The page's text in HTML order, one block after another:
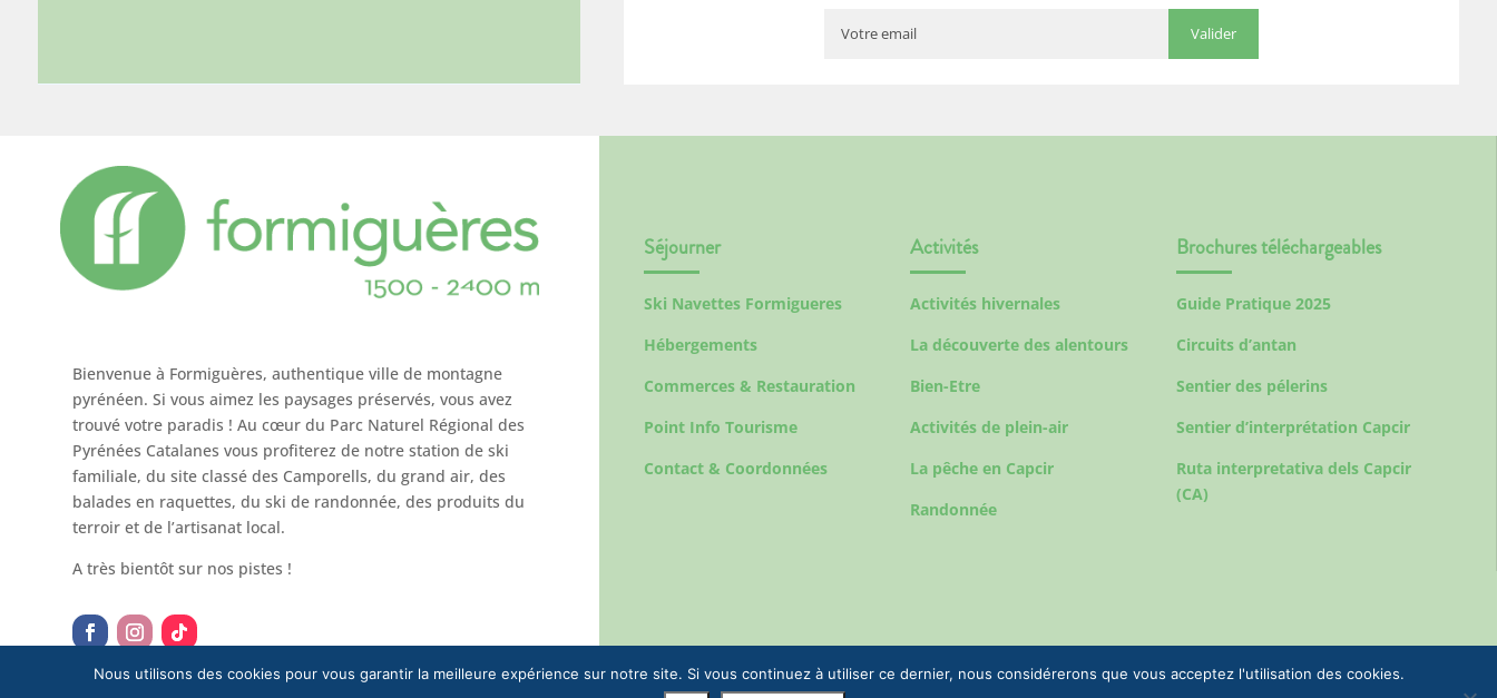
Bienvenue à Formiguères, authentique ville de montagne
pyrénéen. Si vous aimez les paysages préservés, vous avez
trouvé votre paradis ! Au cœur du Parc Naturel Régional des
Pyrénées Catalanes vous profiterez de notre station de ski
familiale, du site classé des Camporells, du grand air, des
balades en raquettes, du ski de randonnée, des produits du
terroir et de l’artisanat local.
A très bientôt sur nos pistes !
Séjourner
Ski Navettes Formigueres
Hébergements
Commerces & Restauration
Point Info Tourisme
Contact & Coordonnées
Activités
Activités hivernales
La découverte des alentours
Bien-Etre
Activités de plein-air
La pêche en Capcir
Randonnée
Brochures téléchargeables
Guide Pratique 2025
Circuits d’antan
Sentier des pélerins
Sentier d’interprétation Capcir
Ruta interpretativa dels Capcir
(CA)
Nous utilisons des cookies pour vous garantir la meilleure expérience sur notre site. Si vous continuez à utiliser ce dernier, nous considérerons que vous acceptez l'utilisation des cookies.